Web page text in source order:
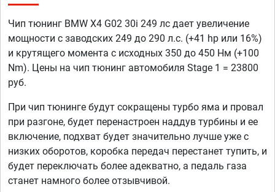
Чип тюнинг BMW X4 G02 30i 249 лс дает увеличение
мощности с заводских 249 до 290 л.с. (+41 hp или 16%)
и крутящего момента с исходных 350 до 450 Нм (+100
Nm). Цены на чип тюнинг автомобиля Stage 1 = 23800
руб.
При чип тюнинге будут сокращены турбо яма и провал
при разгоне, будет перенастроен наддув турбины и ее
включение, подхват будет значительно лучше уже с
низких оборотов, коробка передач перестанет тупить, и
будет переключать более адекватно, а педаль газа
станет намного более отзывчивой.